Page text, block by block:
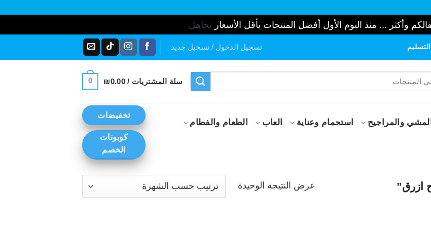
وأكثر ... منذ اليوم الأول أفضل المنتجات بأقل الأسعار تجاهل
تسجيل الدخول / تسجيل جديد
سلة المشتريات / ₪0.00
0
والمراجيح استحمام وعناية العاب الطعام والفطام
تخفيضات
كوبونات
الخصم
ازرق” عرض النتيجة الوحيدة